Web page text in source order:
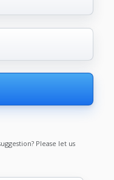
Please let us